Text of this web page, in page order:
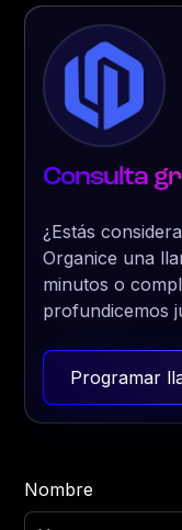
Consulta
¿Estás
Organice una
minutos o
profundicemos
Programar
Nombre